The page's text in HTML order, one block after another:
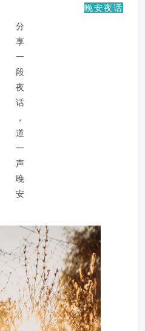
晚安夜话
分
享
一
段
夜
话
，
道
一
声
晚
安